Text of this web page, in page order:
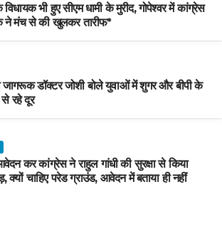
विधायक भी हुए सीएम धामी के मुरीद, गोपेश्वर में कांग्रेस
ने मंच से की खुलकर तारीफ*
जागरूक डॉक्टर जोशी बोले युवाओं में शुगर और बीपी के
फूड से रहे दूर
कर कांग्रेस ने राहुल गांधी की सुरक्षा से किया
क्यों चाहिए परेड ग्राउंड, आवेदन में बताया ही नहीं